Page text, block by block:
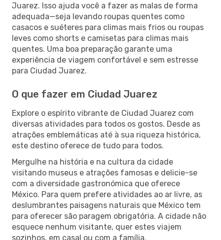
Juarez. Isso ajuda você a fazer as malas de forma
adequada—seja levando roupas quentes como
casacos e suéteres para climas mais frios ou roupas
leves como shorts e camisetas para climas mais
quentes. Uma boa preparação garante uma
experiência de viagem confortável e sem estresse
para Ciudad Juarez.
O que fazer em Ciudad Juarez
Explore o espírito vibrante de Ciudad Juarez com
diversas atividades para todos os gostos. Desde as
atrações emblemáticas até à sua riqueza histórica,
este destino oferece de tudo para todos.
Mergulhe na história e na cultura da cidade
visitando museus e atrações famosas e delicie-se
com a diversidade gastronómica que oferece
México. Para quem prefere atividades ao ar livre, as
deslumbrantes paisagens naturais que México tem
para oferecer são paragem obrigatória. A cidade não
esquece nenhum visitante, quer estes viajem
sozinhos, em casal ou com a família.